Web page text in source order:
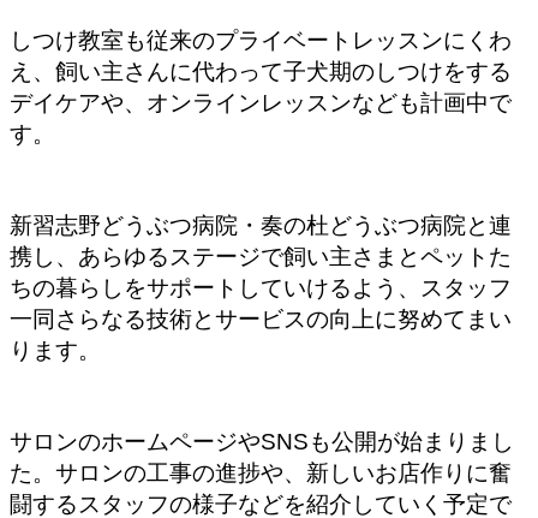
しつけ教室も従来のプライベートレッスンにくわ
え、飼い主さんに代わって子犬期のしつけをする
デイケアや、オンラインレッスンなども計画中で
す。
新習志野どうぶつ病院・奏の杜どうぶつ病院と連
携し、あらゆるステージで飼い主さまとペットた
ちの暮らしをサポートしていけるよう、スタッフ
一同さらなる技術とサービスの向上に努めてまい
ります。
サロンのホームページやSNSも公開が始まりまし
た。サロンの工事の進捗や、新しいお店作りに奮
闘するスタッフの様子などを紹介していく予定で